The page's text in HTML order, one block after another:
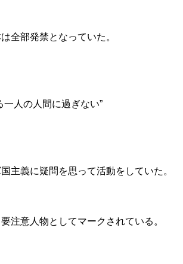
全部発禁となっていた。
一人の人間に過ぎない”
主義に疑問を思って活動をしていた。
注意人物としてマークされている。